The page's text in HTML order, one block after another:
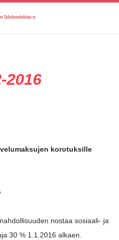
2016
korotuksille
nostaa sosiaali- ja
30 % 1.1.2016 alkaen.